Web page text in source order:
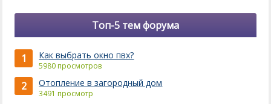
Топ-5 тем форума
1 Как выбрать окно пвх?
5980 просмотров
2 Отопление в загородный дом
3491 просмотр